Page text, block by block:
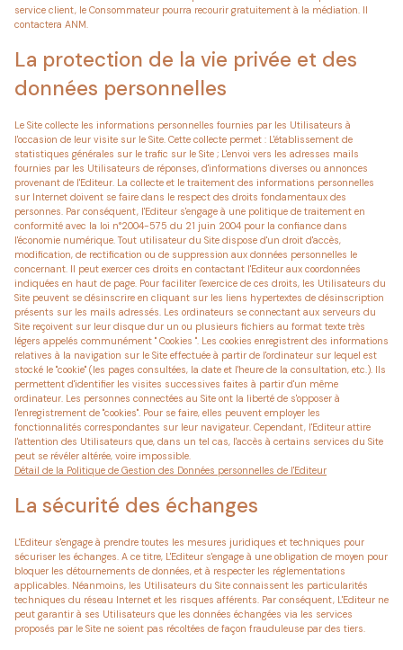
service client, le Consommateur pourra recourir gratuitement à la médiation. Il
contactera ANM.
La protection de la vie privée et des
données personnelles
Le Site collecte les informations personnelles fournies par les Utilisateurs à
l'occasion de leur visite sur le Site. Cette collecte permet : L'établissement de
statistiques générales sur le trafic sur le Site ; L'envoi vers les adresses mails
fournies par les Utilisateurs de réponses, d'informations diverses ou annonces
provenant de l'Editeur. La collecte et le traitement des informations personnelles
sur Internet doivent se faire dans le respect des droits fondamentaux des
personnes. Par conséquent, l'Editeur s'engage à une politique de traitement en
conformité avec la loi n°2004-575 du 21 juin 2004 pour la confiance dans
l'économie numérique. Tout utilisateur du Site dispose d'un droit d'accès,
modification, de rectification ou de suppression aux données personnelles le
concernant. Il peut exercer ces droits en contactant l'Editeur aux coordonnées
indiquées en haut de page. Pour faciliter l'exercice de ces droits, les Utilisateurs du
Site peuvent se désinscrire en cliquant sur les liens hypertextes de désinscription
présents sur les mails adressés. Les ordinateurs se connectant aux serveurs du
Site reçoivent sur leur disque dur un ou plusieurs fichiers au format texte très
légers appelés communément " Cookies ". Les cookies enregistrent des informations
relatives à la navigation sur le Site effectuée à partir de l'ordinateur sur lequel est
stocké le "cookie" (les pages consultées, la date et l'heure de la consultation, etc.). Ils
permettent d'identifier les visites successives faites à partir d'un même
ordinateur. Les personnes connectées au Site ont la liberté de s'opposer à
l'enregistrement de "cookies". Pour se faire, elles peuvent employer les
fonctionnalités correspondantes sur leur navigateur. Cependant, l'Editeur attire
l'attention des Utilisateurs que, dans un tel cas, l'accès à certains services du Site
peut se révéler altérée, voire impossible.
Détail de la Politique de Gestion des Données personnelles de l'Editeur
La sécurité des échanges
L'Editeur s'engage à prendre toutes les mesures juridiques et techniques pour
sécuriser les échanges. A ce titre, L'Editeur s'engage à une obligation de moyen pour
bloquer les détournements de données, et à respecter les réglementations
applicables. Néanmoins, les Utilisateurs du Site connaissent les particularités
techniques du réseau Internet et les risques afférents. Par conséquent, L'Editeur ne
peut garantir à ses Utilisateurs que les données échangées via les services
proposés par le Site ne soient pas récoltées de façon frauduleuse par des tiers.